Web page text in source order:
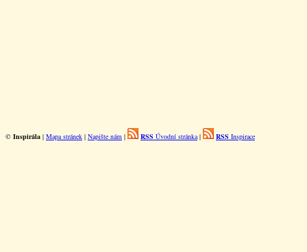
© Inspirála | Mapa stránek | Napište nám | RSS Úvodní stránka| RSS Inspirace